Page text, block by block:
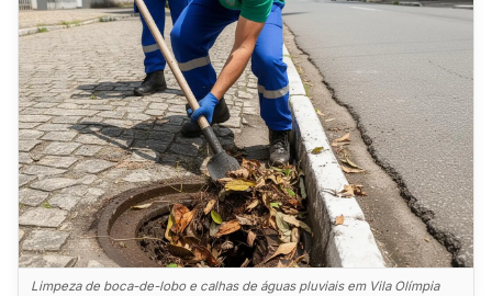
Limpeza de boca-de-lobo e calhas de águas pluviais em Vila Olímpia